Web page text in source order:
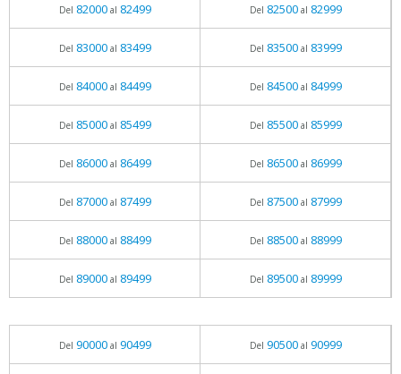
Del 82000al 82499 Del 82500al 82999
Del 83000al 83499 Del 83500al 83999
Del 84000al 84499 Del 84500al 84999
Del 85000al 85499 Del 85500al 85999
Del 86000al 86499 Del 86500al 86999
Del 87000al 87499 Del 87500al 87999
Del 88000al 88499 Del 88500al 88999
Del 89000al 89499 Del 89500al 89999
Del 90000al 90499 Del 90500al 90999